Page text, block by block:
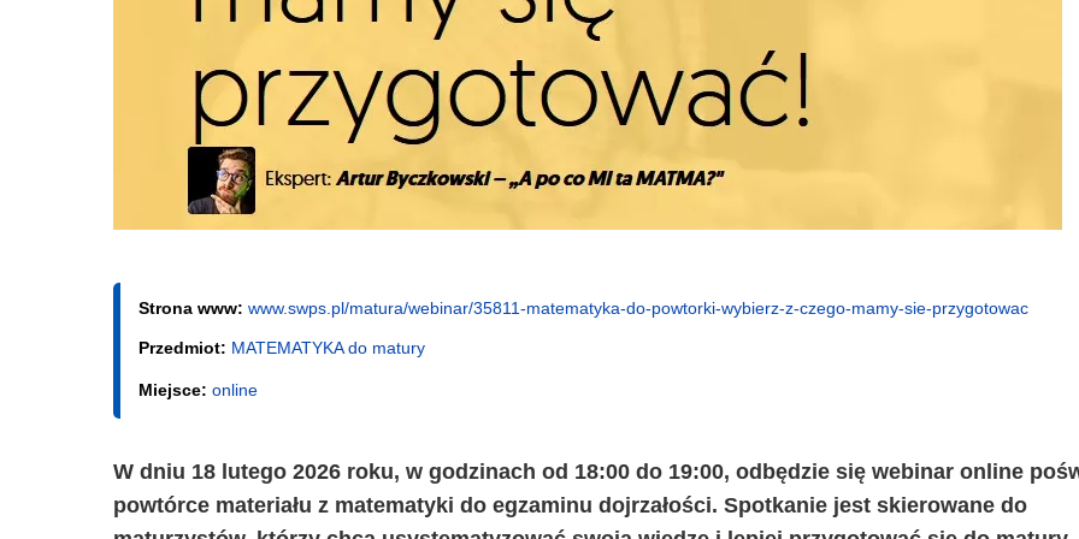
Strona www: www.swps.pl/matura/webinar/35811-matematyka-do-powtorki-wybierz-z-czego-mamy-sie-przygotowac
Przedmiot: MATEMATYKA do matury
Miejsce: online
W dniu 18 lutego 2026 roku, w godzinach od 18:00 do 19:00, odbędzie się webinar online
powtórce materiału z matematyki do egzaminu dojrzałości. Spotkanie jest skierowane do